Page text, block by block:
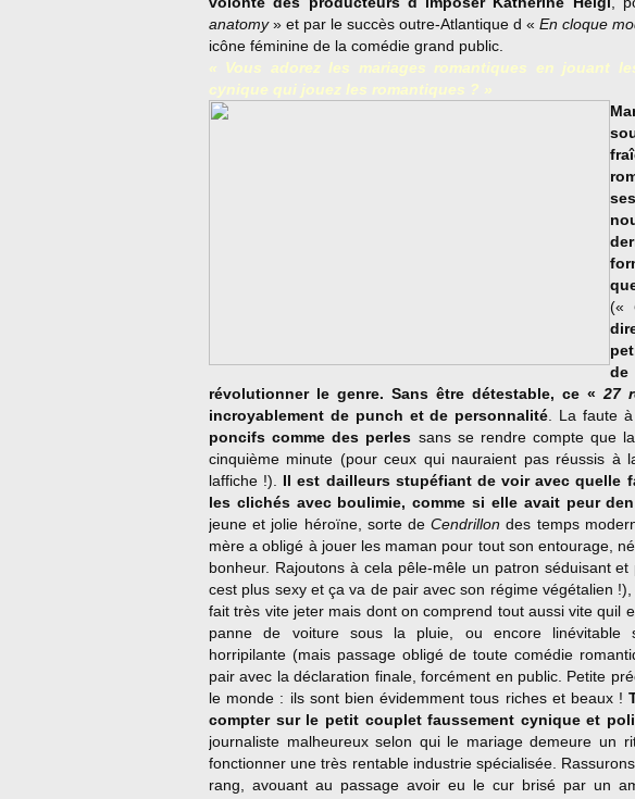
anatomy» et par le succès outre-Atlantique d « En cloque
icône féminine de la comédie grand public.
« Vous adorez les mariages romantiques en jouant
cynique qui jouez les romantiques ? »
(«
révolutionner le genre. Sans être détestable, ce « 27
incroyablement de punch et de personnalité . La faute à
poncifs comme des perles sans se rendre compte que
cinquième minute (pour ceux qui nauraient pas réussis à
laffiche !). Il est dailleurs stupéfiant de voir avec quelle
les clichés avec boulimie, comme si elle avait peur
jeune et jolie héroïne, sorte deCendrillon des temps
mère a obligé à jouer les maman pour tout son entourage,
bonheur. Rajoutons à cela pêle-mêle un patron séduisant et
cest plus sexy et ça va de pair avec son régime végétalien
fait très vite jeter mais dont on comprend tout aussi vite quil
panne de voiture sous la pluie, ou encore linévitable
horripilante (mais passage obligé de toute comédie
pair avec la déclaration finale, forcément en public. Petite
le monde : ils sont bien évidemment tous riches et beaux !
compter sur le petit couplet faussement cynique et
journaliste malheureux selon qui le mariage demeure un
fonctionner une très rentable industrie spécialisée.
rang, avouant au passage avoir eu le cur brisé par un